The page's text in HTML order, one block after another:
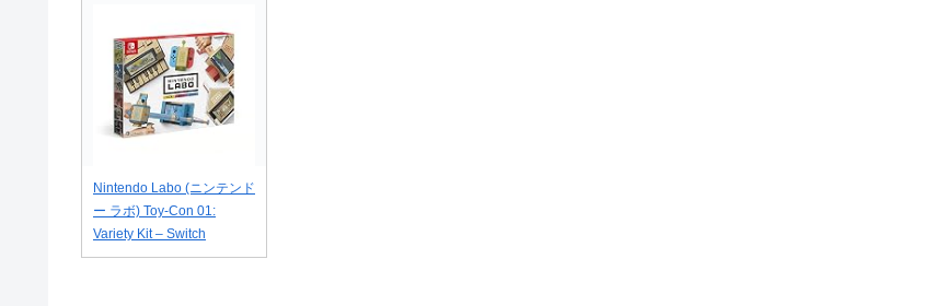
Nintendo Labo (ニンテンド
ー ラボ) Toy-Con 01:
Variety Kit – Switch